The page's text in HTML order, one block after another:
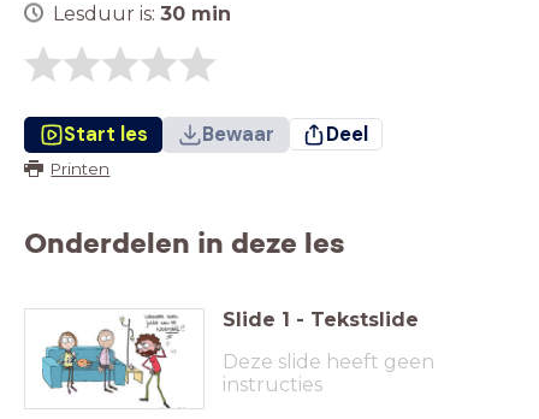
Lesduur is: 30 min
Start les Bewaar Deel
Printen
Onderdelen in deze les
Slide 1 - Tekstslide
Deze slide heeft geen
instructies